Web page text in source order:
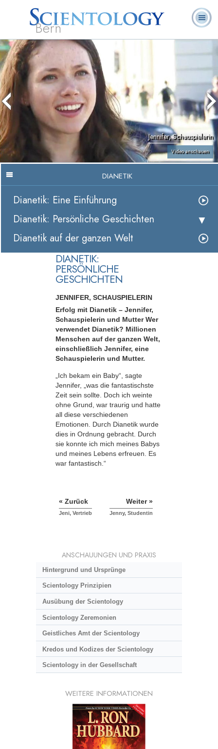
Bern
L. Ron
Hubbard
Was ist
Scientology?
Ehrenamtliche
Geistliche
Jennifer, Schauspielerin
Video anschauen
DIANETIK
Dianetik: Eine Einführung
Dianetik: Persönliche Geschichten
Dianetik auf der ganzen Welt
DIANETIK:
PERSÖNLICHE
GESCHICHTEN
JENNIFER, SCHAUSPIELERIN
Erfolg mit Dianetik – Jennifer,
Schauspielerin und Mutter Wer
verwendet Dianetik? Millionen
Menschen auf der ganzen Welt,
einschließlich Jennifer, eine
Schauspielerin und Mutter.
„Ich bekam ein Baby“, sagte
Jennifer, „was die fantastischste
Zeit sein sollte. Doch ich weinte
ohne Grund, war traurig und hatte
all diese verschiedenen
Emotionen. Durch Dianetik wurde
dies in Ordnung gebracht. Durch
sie konnte ich mich meines Babys
und meines Lebens erfreuen. Es
war fantastisch.“
« Zurück
Jeni, Vertrieb
Weiter »
Jenny, Studentin
ANSCHAUUNGEN UND PRAXIS
Hintergrund und Ursprünge
Scientology Prinzipien
Ausübung der Scientology
Scientology Zeremonien
Geistliches Amt der Scientology
Kredos und Kodizes der Scientology
Scientology in der Gesellschaft
WEITERE INFORMATIONEN